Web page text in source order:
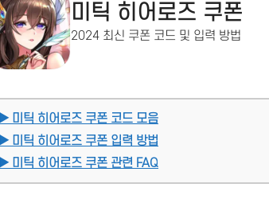
미틱 히어로즈 쿠폰
2024 최신 쿠폰 코드 및 입력 방법
▶ 미틱 히어로즈 쿠폰 코드 모음
▶ 미틱 히어로즈 쿠폰 입력 방법
▶ 미틱 히어로즈 쿠폰 관련 FAQ